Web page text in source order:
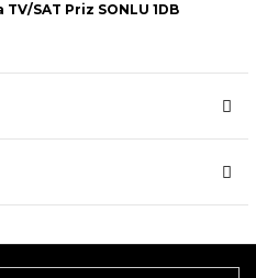
SAT Priz SONLU 1DB